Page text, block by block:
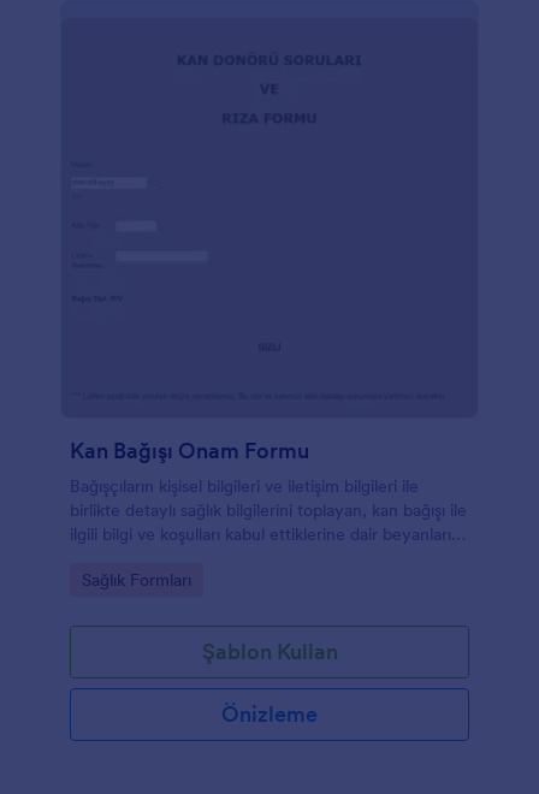
Kan Bağışı Onam Formu
Bağışçıların kişisel bilgileri ve iletişim bilgileri ile
birlikte detaylı sağlık bilgilerini toplayan, kan bağışı ile
ilgili bilgi ve koşulları kabul ettiklerine dair beyanlarını
Go to Category:
Sağlık Formları
Şablon Kullan
Önizleme